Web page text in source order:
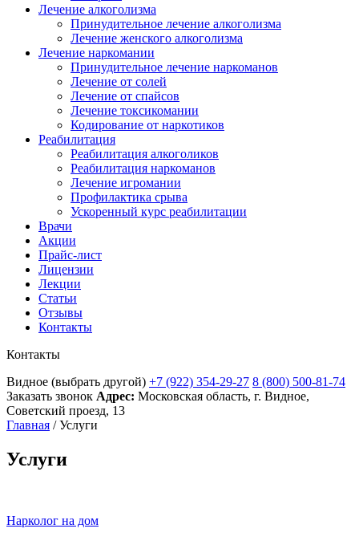
Лечение алкоголизма
Принудительное лечение алкоголизма
Лечение женского алкоголизма
Лечение наркомании
Принудительное лечение наркоманов
Лечение от солей
Лечение от спайсов
Лечение токсикомании
Кодирование от наркотиков
Реабилитация
Реабилитация алкоголиков
Реабилитация наркоманов
Лечение игромании
Профилактика срыва
Ускоренный курс реабилитации
Врачи
Акции
Прайс-лист
Лицензии
Лекции
Статьи
Отзывы
Контакты
Контакты
Видное (выбрать другой) +7 (922) 354-29-27 8 (800) 500-81-74
Заказать звонок Адрес: Московская область, г. Видное,
Советский проезд, 13
Главная /Услуги
Услуги
Нарколог на дом